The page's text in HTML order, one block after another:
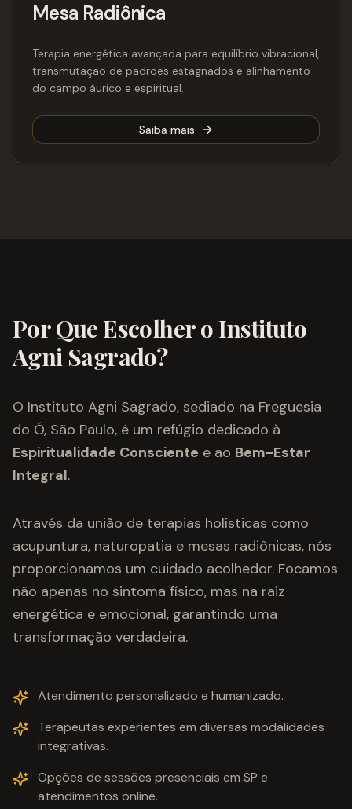
Mesa Radiônica
Terapia energética avançada para equilíbrio vibracional,
transmutação de padrões estagnados e alinhamento
do campo áurico e espiritual.
Saiba mais
Por Que Escolher o Instituto
Agni Sagrado?
O Instituto Agni Sagrado, sediado na Freguesia
do Ó, São Paulo, é um refúgio dedicado à
Espiritualidade Consciente e ao Bem-Estar
Integral.
Através da união de terapias holísticas como
acupuntura, naturopatia e mesas radiônicas, nós
proporcionamos um cuidado acolhedor. Focamos
não apenas no sintoma físico, mas na raiz
energética e emocional, garantindo uma
transformação verdadeira.
Atendimento personalizado e humanizado.
Terapeutas experientes em diversas modalidades
integrativas.
Opções de sessões presenciais em SP e
atendimentos online.